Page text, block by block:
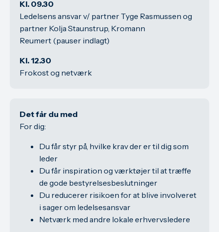
Kl. 09.30
Ledelsens ansvar v/ partner Tyge Rasmussen og
partner Kolja Staunstrup, Kromann
Reumert (pauser indlagt)
Kl. 12.30
Frokost og netværk
Det får du med
For dig:
Du får styr på, hvilke krav der er til dig som
leder
Du får inspiration og værktøjer til at træffe
de gode bestyrelsesbeslutninger
Du reducerer risikoen for at blive involveret
i sager om ledelsesansvar
Netværk med andre lokale erhvervsledere